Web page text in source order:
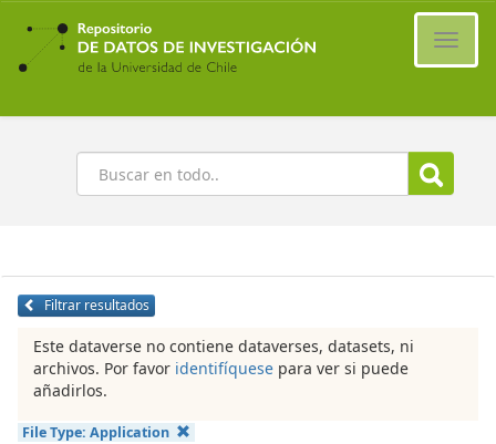
Ir
contenido
principal
Buscar
Filtrar resultados
Este dataverse no contiene dataverses, datasets, ni
archivos. Por favor identifíquese para ver si puede
añadirlos.
File Type: Application